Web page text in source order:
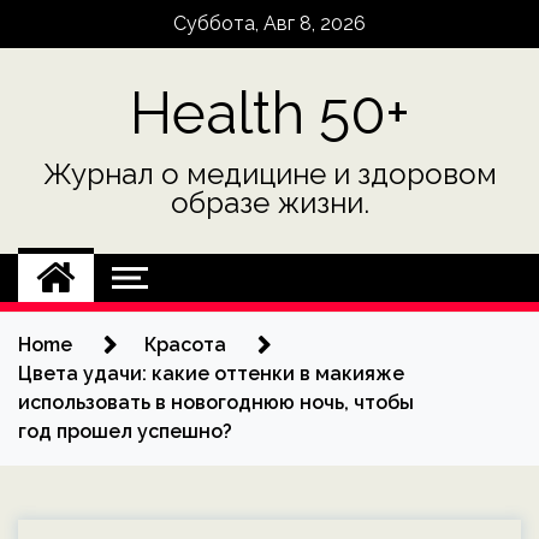
Суббота, Авг 8, 2026
Health 50+
Журнал о медицине и здоровом
образе жизни.
Home
Красота
Цвета удачи: какие оттенки в макияже
использовать в новогоднюю ночь, чтобы
год прошел успешно?